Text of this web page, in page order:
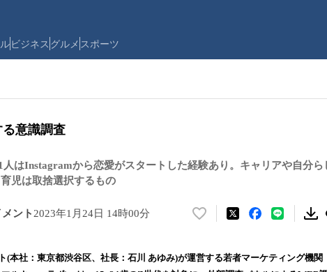
ビジネス グルメ スポーツ
意識調査
はInstagramから恋愛がスタートした経験あり。キャリアや自分ら
児は取捨選択するもの
ント 2023年1月24日 14時00分
い
！
(本社：東京都渋谷区、社長：石川 あゆみ)が運営する若者マーケティング機関